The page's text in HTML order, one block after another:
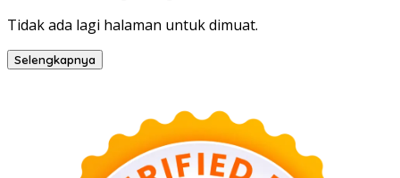
Tidak ada lagi halaman untuk dimuat.
Selengkapnya